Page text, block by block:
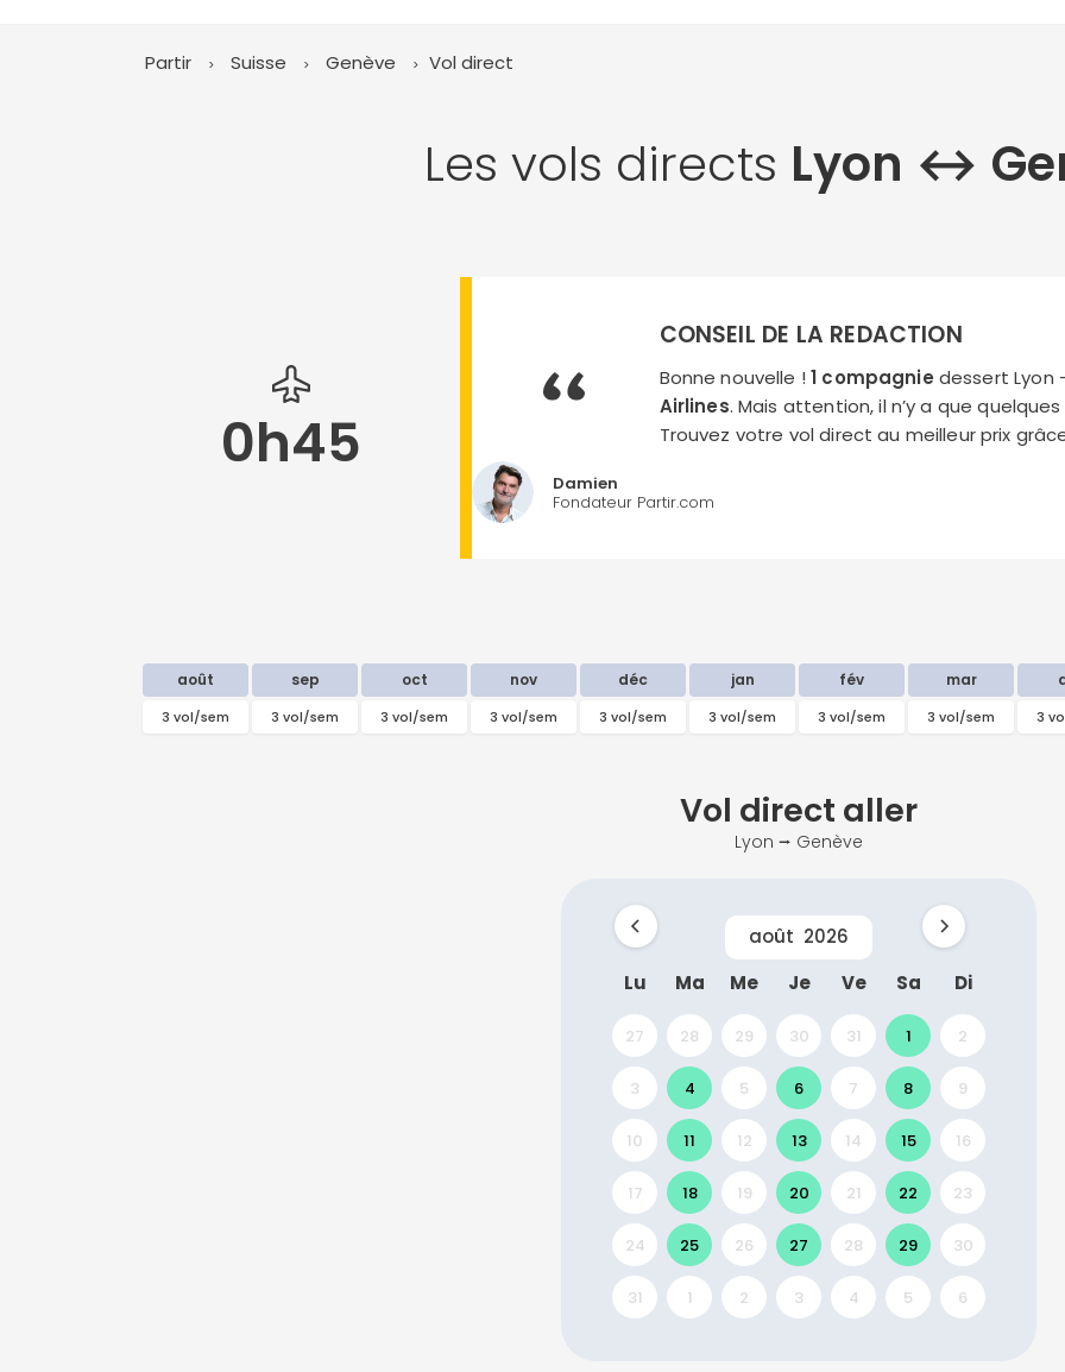
Partir Suisse Genève Vol direct
Les vols directs Lyon ↔︎
0h45
CONSEIL DE LA REDACTION
Bonne nouvelle !1 compagnie dessert Lyon
Airlines. Mais attention, il n’y a que
Trouvez votre vol direct au meilleur prix
Damien
Fondateur Partir.com
août sep oct nov déc jan fév mar
3 vol/sem 3 vol/sem 3 vol/sem 3 vol/sem 3 vol/sem 3 vol/sem 3 vol/sem 3 vol/sem 3
Vol direct aller
Lyon ⭢ Genève
août 2026
Lu
Ma Me Je Ve Sa Di
27 28 29 30 31 1 2
3 4 5 6 7 8 9
10 11 12 13 14 15 16
17 18 19 20 21 22 23
24 25 26 27 28 29 30
31 1 2 3 4 5 6